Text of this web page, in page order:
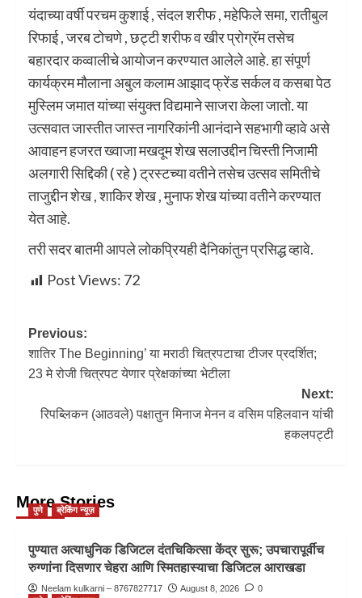
यंदाच्या वर्षी परचम कुशाई , संदल शरीफ , महेफिले समा, रातीबुल
रिफाई , जरब टोचणे , छट्टी शरीफ व खीर प्रोग्रॅम तसेच
बहारदार कव्वालीचे आयोजन करण्यात आलेले आहे. हा संपूर्ण
कार्यक्रम मौलाना अबुल कलाम आझाद फ्रेंड सर्कल व कसबा पेठ
मुस्लिम जमात यांच्या संयुक्त विद्यमाने साजरा केला जातो. या
उत्सवात जास्तीत जास्त नागरिकांनी आनंदाने सहभागी व्हावे असे
आवाहन हजरत ख्वाजा मखदूम शेख सलाउद्दीन चिस्ती निजामी
अलगारी सिद्दिकी ( रहे ) ट्रस्टच्या वतीने तसेच उत्सव समितीचे
ताजुद्दीन शेख , शाकिर शेख , मुनाफ शेख यांच्या वतीने करण्यात
येत आहे.
तरी सदर बातमी आपले लोकप्रियही दैनिकांतुन प्रसिद्ध व्हावे.
Post Views: 72
Previous:
शातिर The Beginning’ या मराठी चित्रपटाचा टीजर प्रदर्शित;
23 मे रोजी चित्रपट येणार प्रेक्षकांच्या भेटीला
Next:
रिपब्लिकन (आठवले) पक्षातुन मिनाज मेनन व वसिम पहिलवान यांची
हकलपट्टी
More Stories
पुणे ब्रेकिंग न्यूज़
पुण्यात अत्याधुनिक डिजिटल दंतचिकित्सा केंद्र सुरू; उपचारापूर्वीच
रुग्णांना दिसणार चेहरा आणि स्मितहास्याचा डिजिटल आराखडा
Neelam kulkarni – 8767827717 August 8, 2026
0